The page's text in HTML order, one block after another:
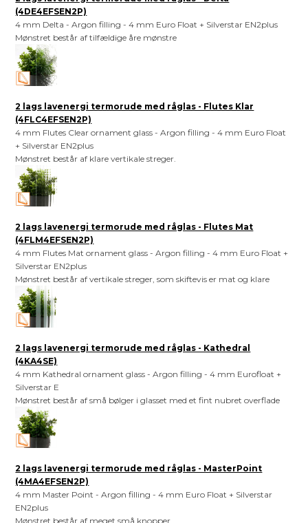
(4DE4EFSEN2P)
4 mm Delta - Argon filling - 4 mm Euro Float + Silverstar EN2plus
Mønstret består af tilfældige åre mønstre
2 lags lavenergi termorude med råglas - Flutes Klar
(4FLC4EFSEN2P)
4 mm Flutes Clear ornament glass - Argon filling - 4 mm Euro Float
+ Silverstar EN2plus
Mønstret består af klare vertikale streger.
2 lags lavenergi termorude med råglas - Flutes Mat
(4FLM4EFSEN2P)
4 mm Flutes Mat ornament glass - Argon filling - 4 mm Euro Float +
Silverstar EN2plus
Mønstret består af vertikale streger, som skiftevis er mat og klare
2 lags lavenergi termorude med råglas - Kathedral
(4KA4SE)
4 mm Kathedral ornament glass - Argon filling - 4 mm Eurofloat +
Silverstar E
Mønstret består af små bølger i glasset med et fint nubret overflade
2 lags lavenergi termorude med råglas - MasterPoint
(4MA4EFSEN2P)
4 mm Master Point - Argon filling - 4 mm Euro Float + Silverstar
EN2plus
Mønstret består af meget små knopper